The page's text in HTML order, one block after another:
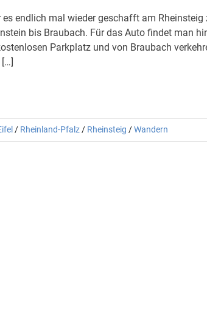
endlich mal wieder geschafft am
bis Braubach. Für das Auto findet man
Parkplatz und von Braubach
/ Rheinland-Pfalz/ Rheinsteig /Wandern